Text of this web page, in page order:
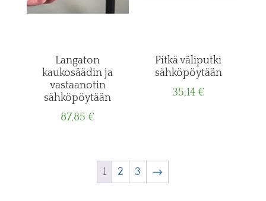
Langaton
kaukosäädin ja
vastaanotin
sähköpöytään
87,85€
Pitkä väliputki
sähköpöytään
35,14€
1 2 3 →